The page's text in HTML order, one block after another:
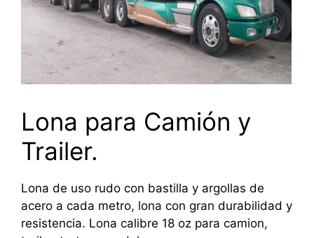
Lona para Camión y
Trailer.
Lona de uso rudo con bastilla y argollas de
acero a cada metro, lona con gran durabilidad y
resistencia. Lona calibre 18 oz para camion,